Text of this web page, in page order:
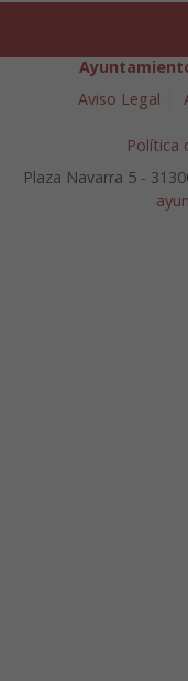
Aviso Legal
Política
Plaza Navarra 5 -